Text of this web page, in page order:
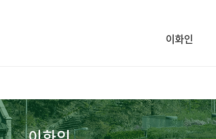
이화인